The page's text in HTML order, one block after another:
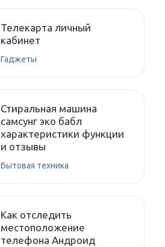
Телекарта личный
кабинет
Гаджеты
Стиральная машина
самсунг эко бабл
характеристики функции
и отзывы
Бытовая техника
Как отследить
местоположение
телефона Андроид